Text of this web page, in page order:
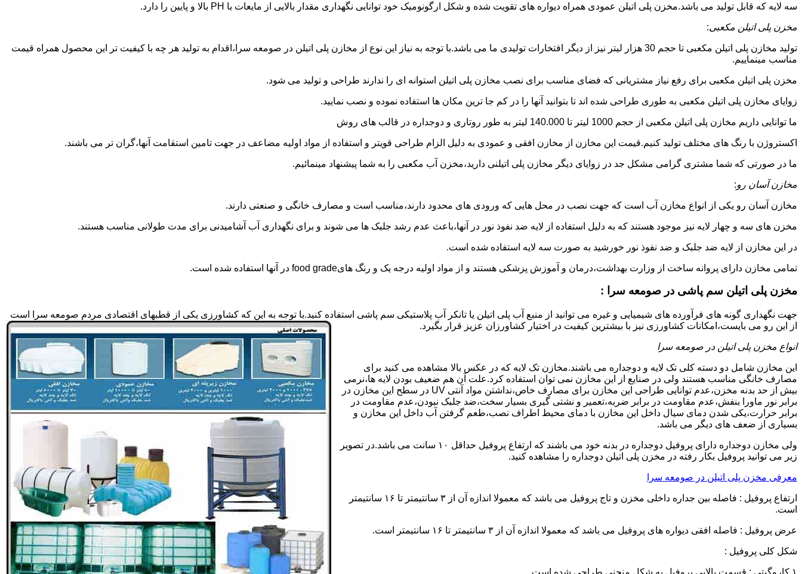
سه لایه که قابل تولید می باشد.مخزن پلی اتیلن عمودی همراه دیواره های تقویت شده و شکل ارگونومیک خود توانایی نگهداری مقدار بالایی از مایعات با PH بالا و پایین را دارد.
مخزن پلی اتیلن مکعبی:
تولید مخازن پلی اتیلن مکعبی تا حجم 30 هزار لیتر نیز از دیگر افتخارات تولیدی ما می باشد.با توجه به نیاز این نوع از مخازن پلی اتیلن در صومعه سرا،اقدام به تولید هر چه با کیفیت تر این محصول همراه قیمت
مناسب مینماییم.
مخزن پلی اتیلن مکعبی برای رفع نیاز مشتریانی که فضای مناسب برای نصب مخازن پلی اتیلن استوانه ای را ندارند طراحی و تولید می شود.
زوایای مخازن پلی اتیلن مکعبی به طوری طراحی شده اند تا بتوانید آنها را در کم جا ترین مکان ها استفاده نموده و نصب نمایید.
ما توانایی داریم مخازن پلی اتیلن مکعبی از حجم 1000 لیتر تا 140.000 لیتر به طور روتاری و دوجداره در قالب های روش
اکستروژن با رنگ های مختلف تولید کنیم.قیمت این مخازن از مخازن افقی و عمودی به دلیل الزام طراحی قویتر و استفاده از مواد اولیه مضاعف در جهت تامین استقامت آنها،گران تر می باشند.
ما در صورتی که شما مشتری گرامی مشکل جد در زوایای دیگر مخازن پلی اتیلنی دارید،مخزن آب مکعبی را به شما پیشنهاد مینمائیم.
مخازن آسان رو:
مخازن آسان رو یکی از انواع مخازن آب است که جهت نصب در محل هایی که ورودی های محدود دارند،مناسب است و مصارف خانگی و صنعتی دارند.
مخزن های سه و چهار لایه نیز موجود هستند که به دلیل استفاده از لایه ضد نفوذ نور در آنها،باعث عدم رشد جلبک ها می شوند و برای نگهداری آب آشامیدنی برای مدت طولانی مناسب هستند.
در این مخازن از لایه ضد جلبک و ضد نفوذ نور خورشید به صورت سه لایه استفاده شده است.
تمامی مخازن دارای پروانه ساخت از وزارت بهداشت،درمان و آموزش پزشکی هستند و از مواد اولیه درجه یک و رنگ هایfood grade در آنها استفاده شده است.
مخزن پلی اتیلن سم پاشی در صومعه سرا :
جهت نگهداری گونه های فرآورده های شیمیایی و غیره می توانید از منبع آب پلی اتیلن یا تانکر آب پلاستیکی سم پاشی استفاده کنید.با توجه به این که کشاورزی یکی از قطبهای اقتصادی مردم صومعه سرا است
از این رو می بایست،امکانات کشاورزی نیز با بیشترین کیفیت در اختیار کشاورزان عزیز قرار بگیرد.
انواع مخزن پلی اتیلن در صومعه سرا
این مخازن شامل دو دسته کلی تک لایه و دوجداره می باشند.مخازن تک لایه که در عکس بالا مشاهده می کنید برای
مصارف خانگی مناسب هستند ولی در صنایع از این مخازن نمی توان استفاده کرد.علت آن هم ضعیف بودن لایه ها،نرمی
بیش از حد بدنه مخزن،عدم توانایی طراحی این مخازن برای مصارف خاص،نداشتن مواد آنتی UV در سطح این مخازن در
برابر نور ماورا بنفش،عدم مقاومت در برابر ضربه،تعمیر و نشتی گیری بسیار سخت،ضد جلبک نبودن،عدم مقاومت در
برابر حرارت،یکی شدن دمای سیال داخل این مخازن با دمای محیط اطراف نصب،طعم گرفتن آب داخل این مخازن و
بسیاری از ضعف های دیگر می باشد.
ولی مخازن دوجداره دارای پروفیل دوجداره در بدنه خود می باشند که ارتفاع پروفیل حداقل ۱۰ سانت می باشد.در تصویر
زیر می توانید پروفیل بکار رفته در مخزن پلی اتیلن دوجداره را مشاهده کنید.
معرفی مخزن پلی اتیلن در صومعه سرا
ارتفاع پروفیل : فاصله بین جداره داخلی مخزن و تاج پروفیل می باشد که معمولا اندازه آن از ۳ سانتیمتر تا ۱۶ سانتیمتر
است.
عرض پروفیل : فاصله افقی دیواره های پروفیل می باشد که معمولا اندازه آن از ۳ سانتیمتر تا ۱۶ سانتیمتر است.
شکل کلی پروفیل :
۱.کاروگیتی : قسمت بالایی پروفیل به شکل منحنی طراحی شده است.